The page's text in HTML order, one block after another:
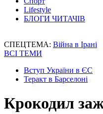
Lifestyle
БЛОГИ ЧИТАЧІВ
СПЕЦТЕМА: Війна в Ірані
ВСІ ТЕМИ
Вступ України в ЄС
Теракт в Барселоні
Крокодил